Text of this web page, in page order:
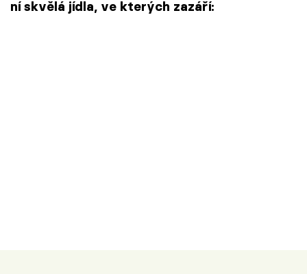
ní skvělá jídla, ve kterých zazáří: